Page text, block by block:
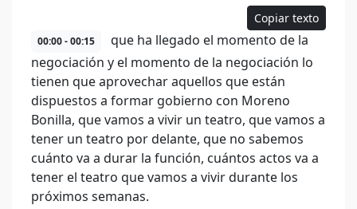
Copiar texto
00:00 - 00:15
que ha llegado el momento de la
negociación y el momento de la negociación lo
tienen que aprovechar aquellos que están
dispuestos a formar gobierno con Moreno
Bonilla, que vamos a vivir un teatro, que vamos a
tener un teatro por delante, que no sabemos
cuánto va a durar la función, cuántos actos va a
tener el teatro que vamos a vivir durante los
próximos semanas.